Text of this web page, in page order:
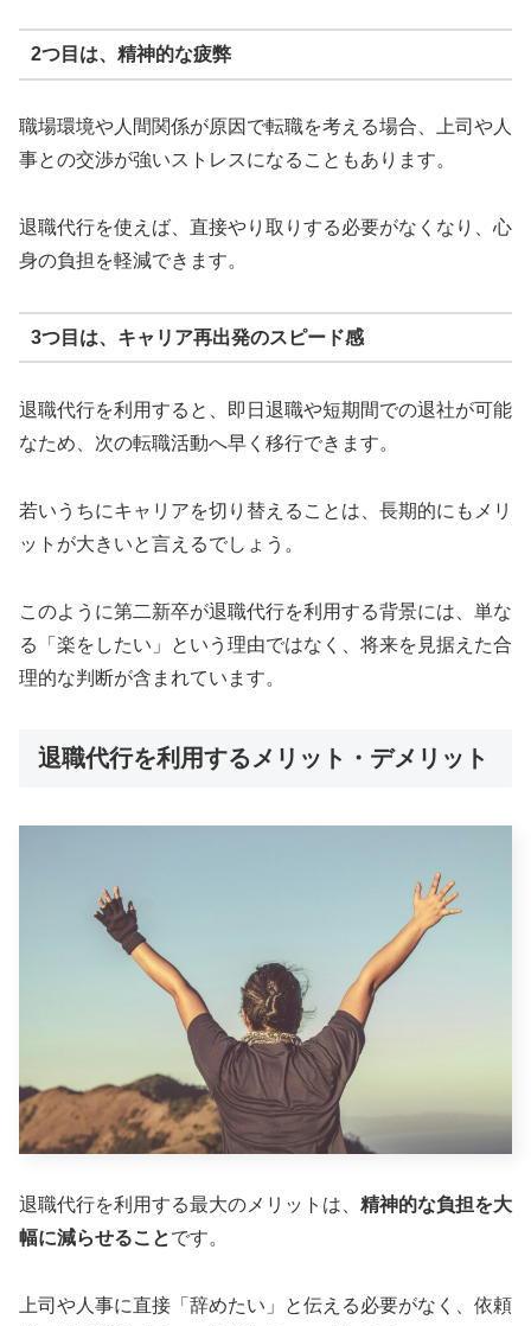
2つ目は、精神的な疲弊
職場環境や人間関係が原因で転職を考える場合、上司や人
事との交渉が強いストレスになることもあります。
退職代行を使えば、直接やり取りする必要がなくなり、心
身の負担を軽減できます。
3つ目は、キャリア再出発のスピード感
退職代行を利用すると、即日退職や短期間での退社が可能
なため、次の転職活動へ早く移行できます。
若いうちにキャリアを切り替えることは、長期的にもメリ
ットが大きいと言えるでしょう。
このように第二新卒が退職代行を利用する背景には、単な
る「楽をしたい」という理由ではなく、将来を見据えた合
理的な判断が含まれています。
退職代行を利用するメリット・デメリット
退職代行を利用する最大のメリットは、 精神的な負担を大
幅に減らせることです。
上司や人事に直接「辞めたい」と伝える必要がなく、依頼